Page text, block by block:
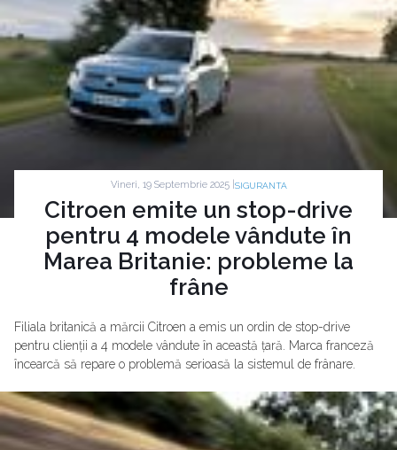
Vineri, 19 Septembrie 2025 | SIGURANTA
Citroen emite un stop-drive
pentru 4 modele vândute în
Marea Britanie: probleme la
frâne
Filiala britanică a mărcii Citroen a emis un ordin de stop-drive
pentru clienții a 4 modele vândute în această țară. Marca franceză
încearcă să repare o problemă serioasă la sistemul de frânare.